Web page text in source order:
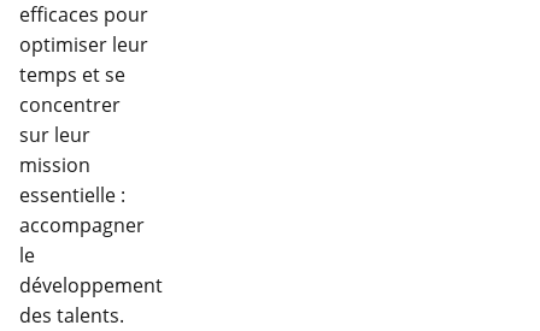
efficaces pour
optimiser leur
temps et se
concentrer
sur leur
mission
essentielle :
accompagner
le
développement
des talents.